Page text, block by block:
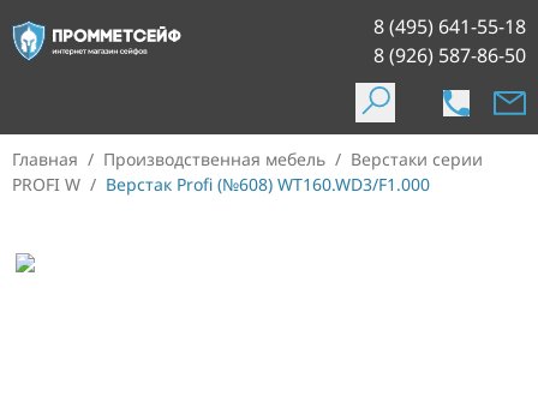
8 (495) 641-55-18
8 (926) 587-86-50
Главная / Производственная мебель / Верстаки серии
PROFI W / Верстак Profi (№608) WT160.WD3/F1.000